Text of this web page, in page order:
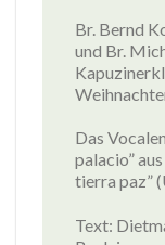
Br. Bernd
und Br.
Das
palacio”
tierra paz”
Text: